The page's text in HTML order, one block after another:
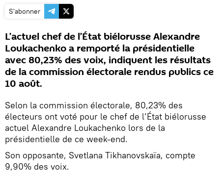
S'abonner
L’actuel chef de l’État biélorusse Alexandre
Loukachenko a remporté la présidentielle
avec 80,23% des voix, indiquent les résultats
de la commission électorale rendus publics ce
10 août.
Selon la commission électorale, 80,23% des
électeurs ont voté pour le chef de l’État biélorusse
actuel Alexandre Loukachenko lors de la
présidentielle de ce week-end.
Son opposante, Svetlana Tikhanovskaïa, compte
9,90% des voix.